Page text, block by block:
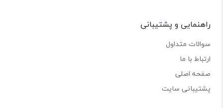
راهنمایی و پشتیبانی
سوالات متداول
ارتباط با ما
صفحه اصلی
پشتیبانی سایت